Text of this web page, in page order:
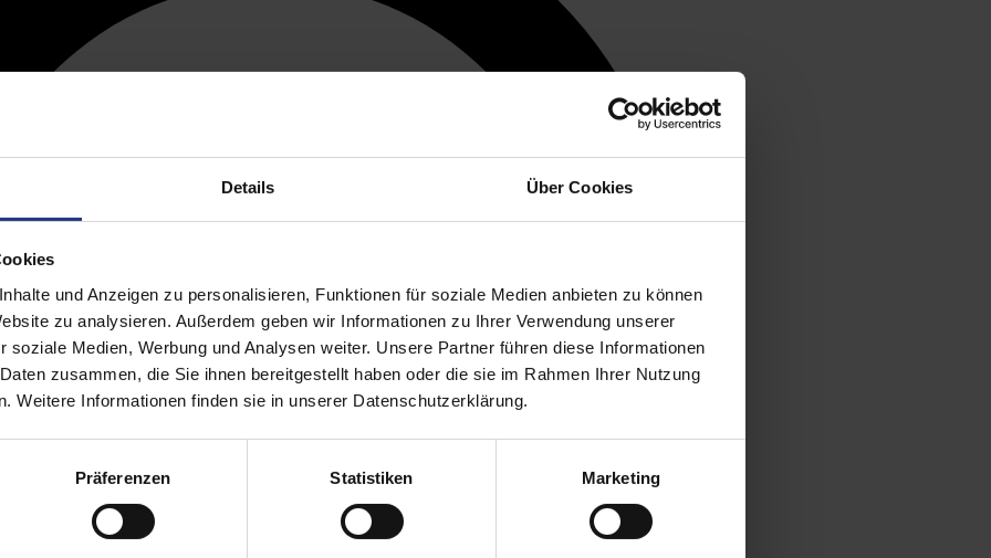
Details Über Cookies
und Anzeigen zu personalisieren, Funktionen für soziale Medien anbieten zu können
zu analysieren. Außerdem geben wir Informationen zu Ihrer Verwendung unserer
soziale Medien, Werbung und Analysen weiter. Unsere Partner führen diese Informationen
zusammen, die Sie ihnen bereitgestellt haben oder die sie im Rahmen Ihrer Nutzung
Weitere Informationen finden sie in unserer Datenschutzerklärung.
Präferenzen Statistiken Marketing